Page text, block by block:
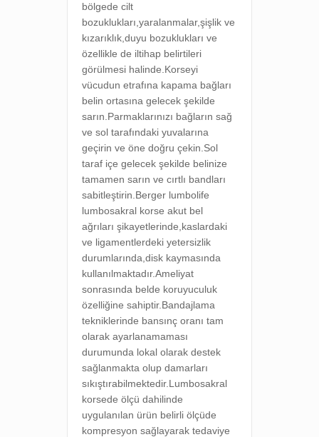
bölgede cilt
bozuklukları,yaralanmalar,şişlik ve
kızarıklık,duyu bozuklukları ve
özellikle de iltihap belirtileri
görülmesi halinde.Korseyi
vücudun etrafına kapama bağları
belin ortasına gelecek şekilde
sarın.Parmaklarınızı bağların sağ
ve sol tarafındaki yuvalarına
geçirin ve öne doğru çekin.Sol
taraf içe gelecek şekilde belinize
tamamen sarın ve cırtlı bandları
sabitleştirin.Berger lumbolife
lumbosakral korse akut bel
ağrıları şikayetlerinde,kaslardaki
ve ligamentlerdeki yetersizlik
durumlarında,disk kaymasında
kullanılmaktadır.Ameliyat
sonrasında belde koruyuculuk
özelliğine sahiptir.Bandajlama
tekniklerinde bansınç oranı tam
olarak ayarlanamaması
durumunda lokal olarak destek
sağlanmakta olup damarları
sıkıştırabilmektedir.Lumbosakral
korsede ölçü dahilinde
uygulanılan ürün belirli ölçüde
kompresyon sağlayarak tedaviye